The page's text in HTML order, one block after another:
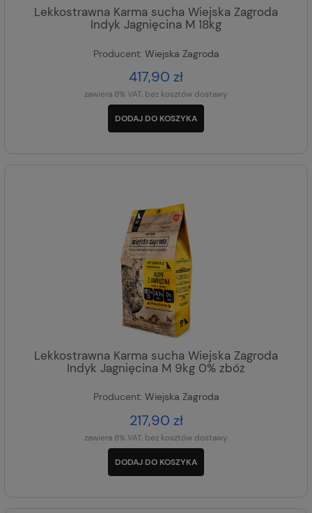
Lekkostrawna Karma sucha Wiejska Zagroda
Indyk Jagnięcina M 18kg
Producent: Wiejska Zagroda
417,90 zł
zawiera 8% VAT, bez kosztów dostawy
DODAJ DO KOSZYKA
Lekkostrawna Karma sucha Wiejska Zagroda
Indyk Jagnięcina M 9kg 0% zbóż
Producent: Wiejska Zagroda
217,90 zł
zawiera 8% VAT, bez kosztów dostawy
DODAJ DO KOSZYKA